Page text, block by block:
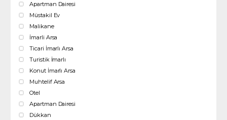
Apartman Dairesi
Müstakil Ev
Malikane
İmarli Arsa
Ticari İmarlı Arsa
Turistik İmarlı
Konut İmarlı Arsa
Muhtelif Arsa
Otel
Apartman Dairesi
Dükkan